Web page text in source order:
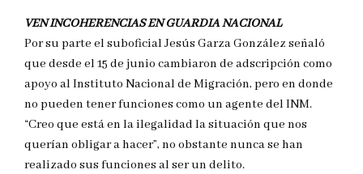
VEN INCOHERENCIAS EN GUARDIA NACIONAL
Por su parte el suboficial Jesús Garza González señaló
que desde el 15 de junio cambiaron de adscripción como
apoyo al Instituto Nacional de Migración, pero en donde
no pueden tener funciones como un agente del INM.
“Creo que está en la ilegalidad la situación que nos
querían obligar a hacer”, no obstante nunca se han
realizado sus funciones al ser un delito.